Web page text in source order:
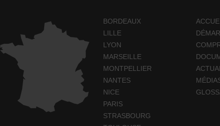
BORDEAUX
LILLE
LYON
MARSEILLE
MONTPELLIER
NANTES
NICE
PARIS
STRASBOURG